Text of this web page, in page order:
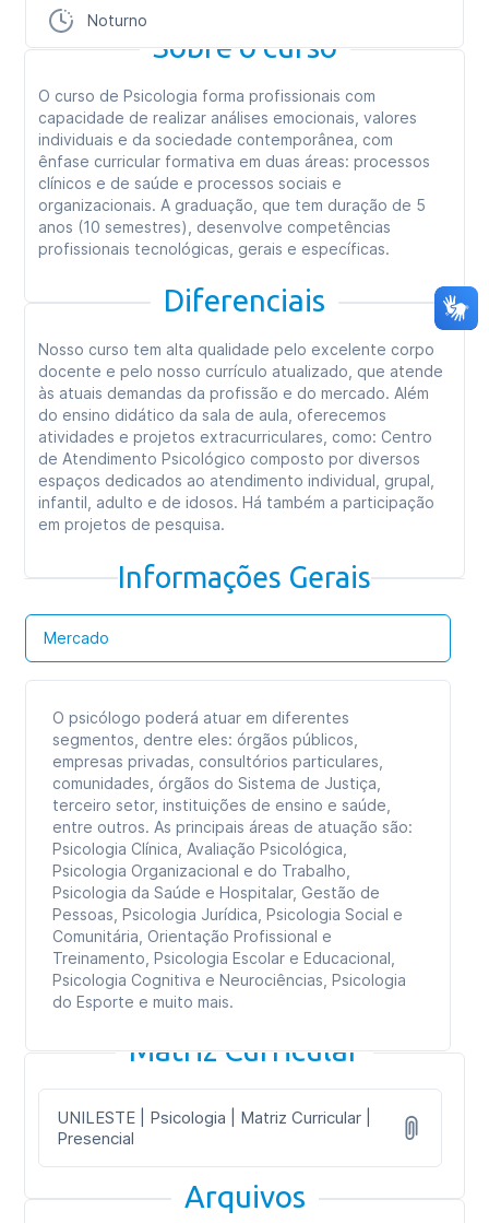
Noturno
Sobre o curso
O curso de Psicologia forma profissionais com
capacidade de realizar análises emocionais, valores
individuais e da sociedade contemporânea, com
ênfase curricular formativa em duas áreas: processos
clínicos e de saúde e processos sociais e
organizacionais. A graduação, que tem duração de 5
anos (10 semestres), desenvolve competências
profissionais tecnológicas, gerais e específicas.
Diferenciais
Nosso curso tem alta qualidade pelo excelente corpo
docente e pelo nosso currículo atualizado, que atende
às atuais demandas da profissão e do mercado. Além
do ensino didático da sala de aula, oferecemos
atividades e projetos extracurriculares, como: Centro
de Atendimento Psicológico composto por diversos
espaços dedicados ao atendimento individual, grupal,
infantil, adulto e de idosos. Há também a participação
em projetos de pesquisa.
Informações Gerais
Mercado
O psicólogo poderá atuar em diferentes
segmentos, dentre eles: órgãos públicos,
empresas privadas, consultórios particulares,
comunidades, órgãos do Sistema de Justiça,
terceiro setor, instituições de ensino e saúde,
entre outros. As principais áreas de atuação são:
Psicologia Clínica, Avaliação Psicológica,
Psicologia Organizacional e do Trabalho,
Psicologia da Saúde e Hospitalar, Gestão de
Pessoas, Psicologia Jurídica, Psicologia Social e
Comunitária, Orientação Profissional e
Treinamento, Psicologia Escolar e Educacional,
Psicologia Cognitiva e Neurociências, Psicologia
do Esporte e muito mais.
Matriz Curricular
UNILESTE | Psicologia | Matriz Curricular |
Presencial
Arquivos